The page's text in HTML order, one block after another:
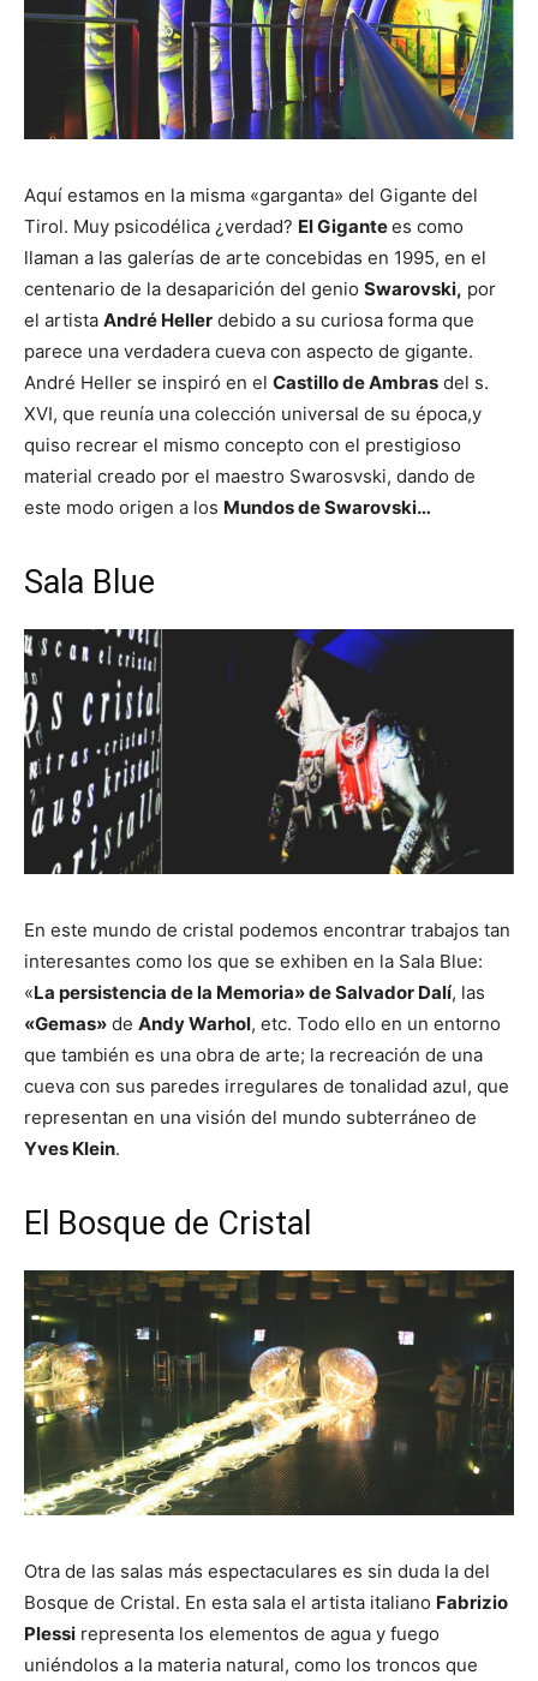
Aquí estamos en la misma «garganta» del Gigante del
Tirol. Muy psicodélica ¿verdad? El Gigantees como
llaman a las galerías de arte concebidas en 1995, en el
centenario de la desaparición del genio Swarovski, por
el artista André Heller debido a su curiosa forma que
parece una verdadera cueva con aspecto de gigante.
André Heller se inspiró en el Castillo de Ambras del s.
XVI, que reunía una colección universal de su época,y
quiso recrear el mismo concepto con el prestigioso
material creado por el maestro Swarosvski, dando de
este modo origen a los Mundos de Swarovski…
Sala Blue
En este mundo de cristal podemos encontrar trabajos tan
interesantes como los que se exhiben en la Sala Blue:
«La persistencia de la Memoria» de Salvador Dalí, las
«Gemas» de Andy Warhol, etc. Todo ello en un entorno
que también es una obra de arte; la recreación de una
cueva con sus paredes irregulares de tonalidad azul, que
representan en una visión del mundo subterráneo de
Yves Klein.
El Bosque de Cristal
Otra de las salas más espectaculares es sin duda la del
Bosque de Cristal. En esta sala el artista italiano Fabrizio
Plessi representa los elementos de agua y fuego
uniéndolos a la materia natural, como los troncos que